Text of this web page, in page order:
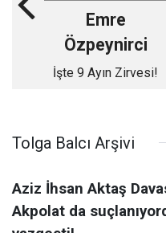
Emre
Özpeynirci
İşte 9 Ayın Zirvesi!
Tolga Balcı Arşivi
Aziz İhsan Aktaş
Akpolat da